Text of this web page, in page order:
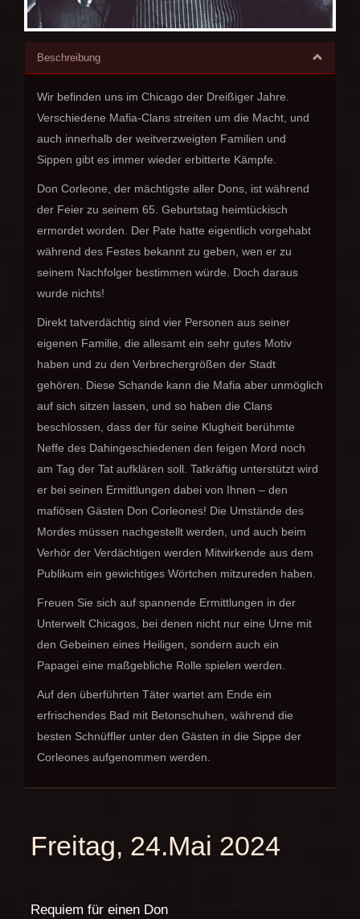
Beschreibung
Wir befinden uns im Chicago der Dreißiger Jahre.
Verschiedene Mafia-Clans streiten um die Macht, und
auch innerhalb der weitverzweigten Familien und
Sippen gibt es immer wieder erbitterte Kämpfe.
Don Corleone, der mächtigste aller Dons, ist während
der Feier zu seinem 65. Geburtstag heimtückisch
ermordet worden. Der Pate hatte eigentlich vorgehabt
während des Festes bekannt zu geben, wen er zu
seinem Nachfolger bestimmen würde. Doch daraus
wurde nichts!
Direkt tatverdächtig sind vier Personen aus seiner
eigenen Familie, die allesamt ein sehr gutes Motiv
haben und zu den Verbrechergrößen der Stadt
gehören. Diese Schande kann die Mafia aber unmöglich
auf sich sitzen lassen, und so haben die Clans
beschlossen, dass der für seine Klugheit berühmte
Neffe des Dahingeschiedenen den feigen Mord noch
am Tag der Tat aufklären soll. Tatkräftig unterstützt wird
er bei seinen Ermittlungen dabei von Ihnen – den
mafiösen Gästen Don Corleones! Die Umstände des
Mordes müssen nachgestellt werden, und auch beim
Verhör der Verdächtigen werden Mitwirkende aus dem
Publikum ein gewichtiges Wörtchen mitzureden haben.
Freuen Sie sich auf spannende Ermittlungen in der
Unterwelt Chicagos, bei denen nicht nur eine Urne mit
den Gebeinen eines Heiligen, sondern auch ein
Papagei eine maßgebliche Rolle spielen werden.
Auf den überführten Täter wartet am Ende ein
erfrischendes Bad mit Betonschuhen, während die
besten Schnüffler unter den Gästen in die Sippe der
Corleones aufgenommen werden.
Freitag, 24.Mai 2024
Requiem für einen Don